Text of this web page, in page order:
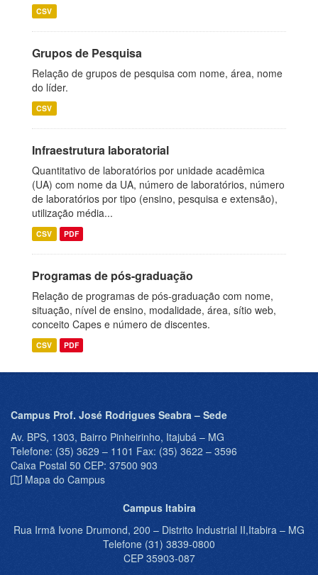
CSV
Grupos de Pesquisa
Relação de grupos de pesquisa com nome, área, nome
do líder.
CSV
Infraestrutura laboratorial
Quantitativo de laboratórios por unidade acadêmica
(UA) com nome da UA, número de laboratórios, número
de laboratórios por tipo (ensino, pesquisa e extensão),
utilização média...
CSV PDF
Programas de pós-graduação
Relação de programas de pós-graduação com nome,
situação, nível de ensino, modalidade, área, sítio web,
conceito Capes e número de discentes.
CSV PDF
Campus Prof. José Rodrigues Seabra – Sede
Av. BPS, 1303, Bairro Pinheirinho, Itajubá – MG
Telefone: (35) 3629 – 1101 Fax: (35) 3622 – 3596
Caixa Postal 50 CEP: 37500 903
Mapa do Campus
Campus Itabira
Rua Irmã Ivone Drumond, 200 – Distrito Industrial II,Itabira – MG
Telefone (31) 3839-0800
CEP 35903-087